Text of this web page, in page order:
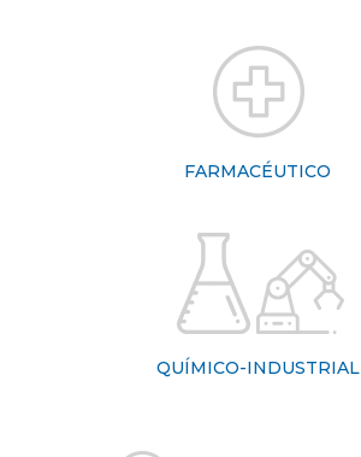
FARMACÉUTICO
QUÍMICO-INDUSTRIAL